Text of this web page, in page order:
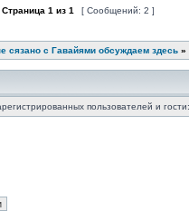
Страница 1 из 1 [ Сообщений: 2 ]
сязано с Гавайями обсуждаем здесь »
пользователей и